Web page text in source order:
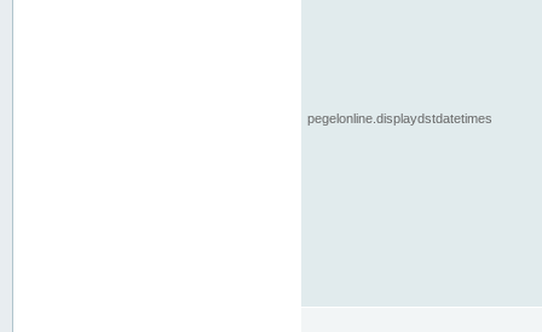
pegelonline.displaydstdatetimes